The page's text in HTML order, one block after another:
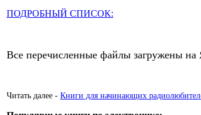
ПОДРОБНЫЙ СПИСОК:
Все перечисленные файлы загружены
Читать далее - Книги для начинающих